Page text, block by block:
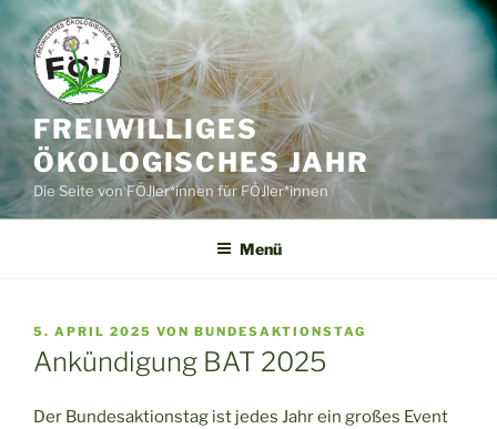
Inhalt
springen
FREIWILLIGES
ÖKOLOGISCHES JAHR
Die Seite von FÖJler*innen für FÖJler*innen
Menü
VERÖFFENTLICHT
AM
5. APRIL 2025 VON BUNDESAKTIONSTAG
Ankündigung BAT 2025
Der Bundesaktionstag ist jedes Jahr ein großes Event